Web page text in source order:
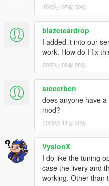
2023년 07월 30일
blazeteardrop
I added it into our
work. How do I fix
2023년 08월 26일
steeerben
does anyone have a
mod?
2023년 11월 30일
VysionX
I do like the tuning
case the livery and
working. Other than